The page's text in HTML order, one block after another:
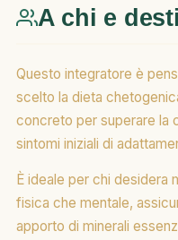
A chi e
Questo integratore è
scelto la dieta
concreto per superare
sintomi iniziali di
È ideale per chi desidera
fisica che mentale,
apporto di minerali